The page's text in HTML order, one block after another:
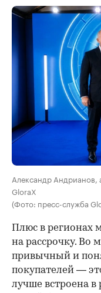
Александр Андрианов,
GloraX
(Фото: пресс-служба
Плюс в регионах
на рассрочку. Во
привычный и
покупателей —
лучше встроена